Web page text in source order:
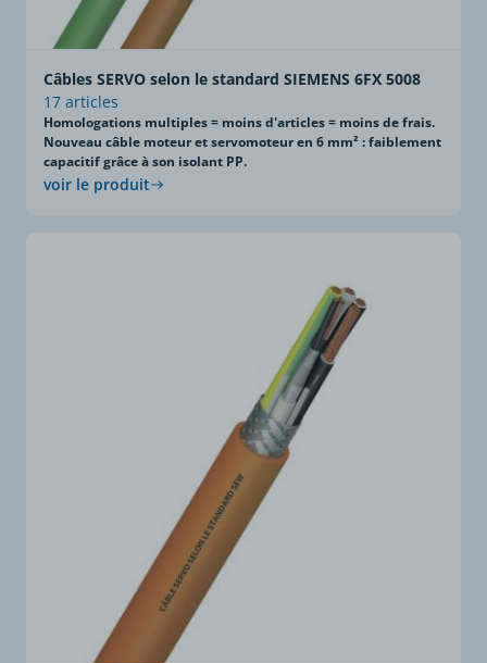
Câbles SERVO selon le standard SIEMENS 6FX 5008
17 articles
Homologations multiples = moins d'articles = moins de frais.
Nouveau câble moteur et servomoteur en 6 mm² : faiblement
capacitif grâce à son isolant PP.
voir le produit